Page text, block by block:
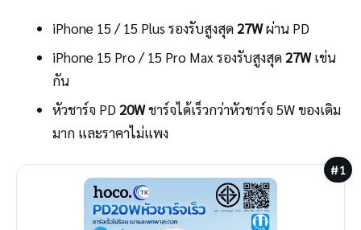
iPhone 15 / 15 Plus รองรับสูงสุด27Wผ่าน PD
iPhone 15 Pro / 15 Pro Max รองรับสูงสุด27Wเช่น
กัน
หัวชาร์จ PD20Wชาร์จได้เร็วกว่าหัวชาร์จ 5W ของเดิม
มาก และราคาไม่แพง
#1